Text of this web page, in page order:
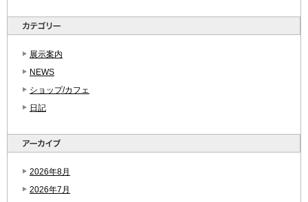
展示案内
NEWS
ショップ/カフェ
日記
2026年8月
2026年7月